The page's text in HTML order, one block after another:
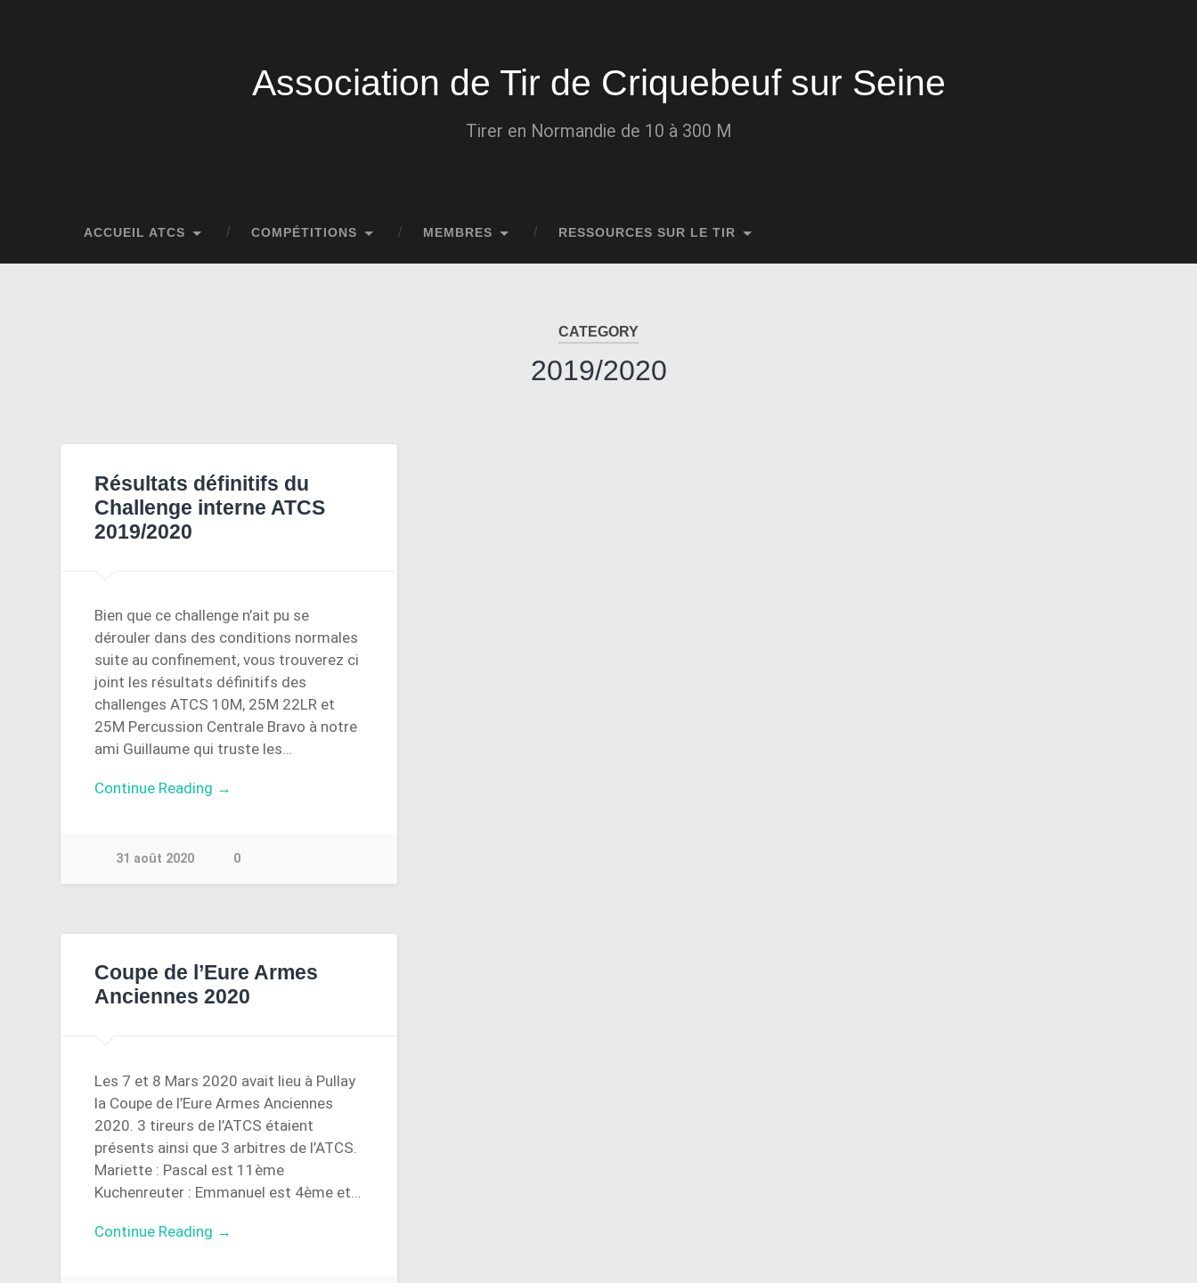
Association de Tir de Criquebeuf sur Seine
Tirer en Normandie de 10 à 300 M
ACCUEIL ATCS COMPÉTITIONS MEMBRES RESSOURCES SUR LE TIR
CATEGORY
2019/2020
Résultats définitifs du
Challenge interne ATCS
2019/2020
Bien que ce challenge n’ait pu se
dérouler dans des conditions normales
suite au confinement, vous trouverez ci
joint les résultats définitifs des
challenges ATCS 10M, 25M 22LR et
25M Percussion Centrale Bravo à notre
ami Guillaume qui truste les…
Continue Reading →
31 août 2020 0
Coupe de l’Eure Armes
Anciennes 2020
Les 7 et 8 Mars 2020 avait lieu à Pullay
la Coupe de l’Eure Armes Anciennes
2020. 3 tireurs de l’ATCS étaient
présents ainsi que 3 arbitres de l’ATCS.
Mariette : Pascal est 11ème
Kuchenreuter : Emmanuel est 4ème et…
Continue Reading →